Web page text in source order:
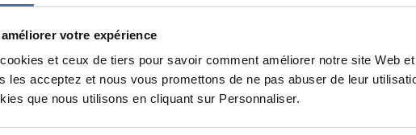
votre expérience
et ceux de tiers pour savoir comment améliorer notre site Web
les acceptez et nous vous promettons de ne pas abuser de leur
que nous utilisons en cliquant sur Personnaliser.